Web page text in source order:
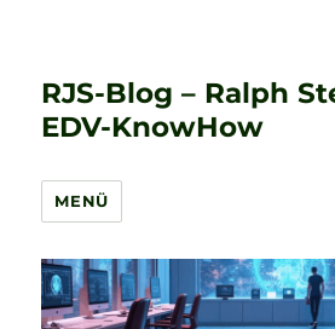
RJS-Blog – Ralph
EDV-KnowHow
MENÜ